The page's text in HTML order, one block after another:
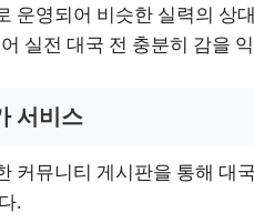
운영되어 비슷한 실력의 상
실전 대국 전 충분히 감을
서비스
커뮤니티 게시판을 통해 대
.